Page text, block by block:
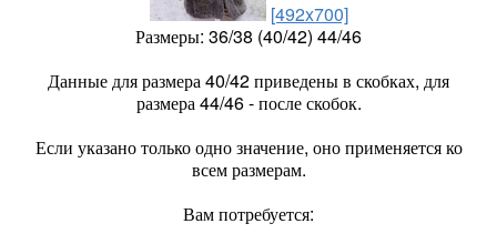
[492x700]
Размеры: 36/38 (40/42) 44/46
Данные для размера 40/42 приведены в скобках, для
размера 44/46 - после скобок.
Если указано только одно значение, оно применяется ко
всем размерам.
Вам потребуется: